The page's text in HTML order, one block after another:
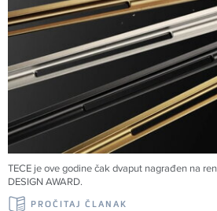
TECE je ove godine čak dvaput nagrađen na
DESIGN AWARD.
PROČITAJ ČLANAK